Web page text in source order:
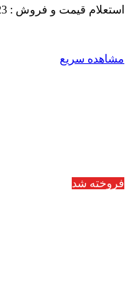
استعلام قیمت و فروش : 09399212423
مشاهده سریع
فروخته شد